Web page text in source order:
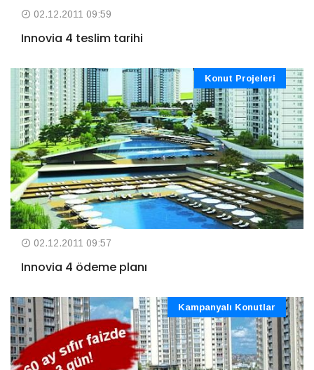
02.12.2011 09:59
Innovia 4 teslim tarihi
Konut Projeleri
02.12.2011 09:57
Innovia 4 ödeme planı
Kampanyalı Konutlar